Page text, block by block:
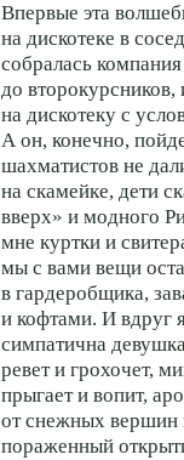
Впервые эта
на дискотеке в
собралась
до второкурсников,
на дискотеку с
А он, конечно,
шахматистов не
на скамейке, дети
вверх» и модного
мне куртки и
мы с вами вещи
в гардеробщика,
и кофтами. И вдруг
симпатична
ревет и грохочет,
прыгает и вопит,
от снежных вершин
пораженный